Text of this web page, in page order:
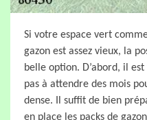
Si votre espace vert
gazon est assez vieux, la
belle option. D’abord, il
pas à attendre des mois
dense. Il suffit de bien
en place les packs de